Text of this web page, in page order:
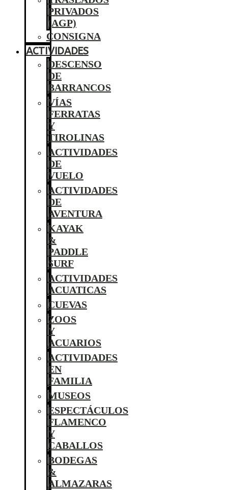
PRIVADOS
(AGP)
CONSIGNA
ACTIVIDADES
DESCENSO
DE
BARRANCOS
VÍAS
FERRATAS
Y
TIROLINAS
ACTIVIDADES
DE
VUELO
ACTIVIDADES
DE
AVENTURA
KAYAK
&
PADDLE
SURF
ACTIVIDADES
ACUATICAS
CUEVAS
ZOOS
Y
ACUARIOS
ACTIVIDADES
EN
FAMILIA
MUSEOS
ESPECTÁCULOS
FLAMENCO
Y
CABALLOS
BODEGAS
&
ALMAZARAS